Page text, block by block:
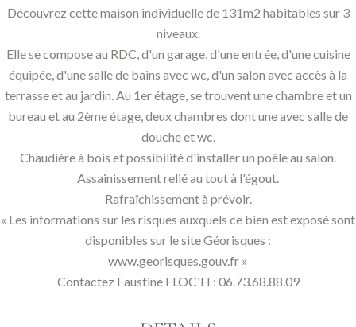
Découvrez cette maison individuelle de 131m2 habitables sur 3
niveaux.
Elle se compose au RDC, d'un garage, d'une entrée, d'une cuisine
équipée, d'une salle de bains avec wc, d'un salon avec accès à la
terrasse et au jardin. Au 1er étage, se trouvent une chambre et un
bureau et au 2ème étage, deux chambres dont une avec salle de
douche et wc.
Chaudière à bois et possibilité d'installer un poêle au salon.
Assainissement relié au tout à l'égout.
Rafraîchissement à prévoir.
« Les informations sur les risques auxquels ce bien est exposé sont
disponibles sur le site Géorisques :
www.georisques.gouv.fr »
Contactez Faustine FLOC'H : 06.73.68.88.09